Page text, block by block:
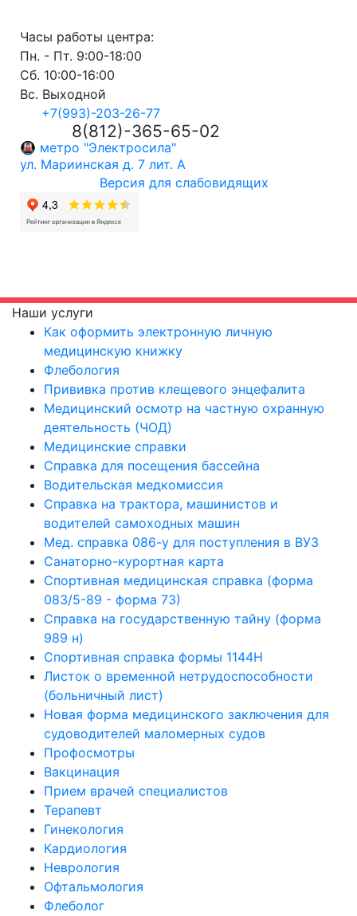
Часы работы центра:
Пн. - Пт. 9:00-18:00
Сб. 10:00-16:00
Вс. Выходной
+7(993)-203-26-77
8(812)-365-65-02
🚇 метро "Электросила"
ул. Мариинская д. 7 лит. А
Версия для слабовидящих
Наши услуги
Как оформить электронную личную
медицинскую книжку
Флебология
Прививка против клещевого энцефалита
Медицинский осмотр на частную охранную
деятельность (ЧОД)
Медицинские справки
Справка для посещения бассейна
Водительская медкомиссия
Справка на трактора, машинистов и
водителей самоходных машин
Мед. справка 086-у для поступления в ВУЗ
Санаторно-курортная карта
Спортивная медицинская справка (форма
083/5-89 - форма 73)
Справка на государственную тайну (форма
989 н)
Спортивная справка формы 1144Н
Листок о временной нетрудоспособности
(больничный лист)
Новая форма медицинского заключения для
судоводителей маломерных судов
Профосмотры
Вакцинация
Прием врачей специалистов
Терапевт
Гинекология
Кардиология
Неврология
Офтальмология
Флеболог